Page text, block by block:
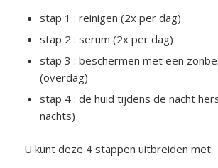
stap 1 : reinigen (2x per dag)
stap 2 : serum (2x per dag)
stap 3 : beschermen met een
(overdag)
stap 4 : de huid tijdens de nacht
nachts)
U kunt deze 4 stappen uitbreiden met: